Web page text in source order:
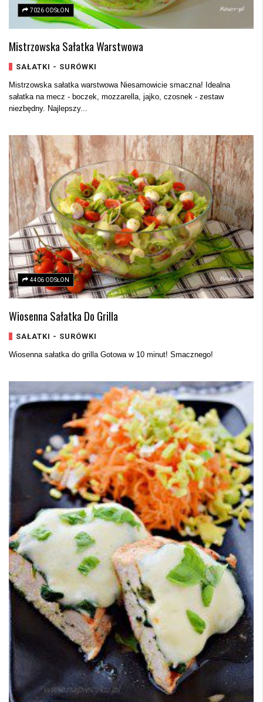
7026 ODSŁON
Mistrzowska Sałatka Warstwowa
SAŁATKI - SURÓWKI
Mistrzowska sałatka warstwowa Niesamowicie smaczna! Idealna
sałatka na mecz - boczek, mozzarella, jajko, czosnek - zestaw
niezbędny. Najlepszy...
4406 ODSŁON
Wiosenna Sałatka Do Grilla
SAŁATKI - SURÓWKI
Wiosenna sałatka do grilla Gotowa w 10 minut! Smacznego!